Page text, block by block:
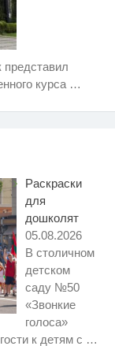
представил
курса …
Раскраски
для
дошколят
05.08.2026
В столичном
детском
саду №50
«Звонкие
голоса»
к детям с …